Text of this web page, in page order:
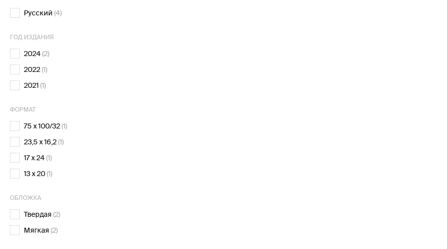
Русский (4)
ГОД ИЗДАНИЯ
2024(2)
2022(1)
2021 (1)
ФОРМАТ
75 х 100/32(1)
23,5 х 16,2(1)
17 x 24(1)
13 x 20(1)
ОБЛОЖКА
Твердая (2)
Мягкая (2)